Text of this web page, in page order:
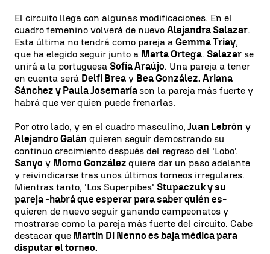
El circuito llega con algunas modificaciones. En el
cuadro femenino volverá de nuevo Alejandra Salazar.
Esta última no tendrá como pareja a Gemma Triay,
que ha elegido seguir junto a Marta Ortega. Salazar se
unirá a la portuguesa Sofía Araújo. Una pareja a tener
en cuenta será Delfi Brea y Bea González. Ariana
Sánchez y Paula Josemaría son la pareja más fuerte y
habrá que ver quien puede frenarlas.
Por otro lado, y en el cuadro masculino, Juan Lebrón y
Alejandro Galán quieren seguir demostrando su
continuo crecimiento después del regreso del 'Lobo'.
Sanyo y Momo González quiere dar un paso adelante
y reivindicarse tras unos últimos torneos irregulares.
Mientras tanto, 'Los Superpibes' Stupaczuk y su
pareja -habrá que esperar para saber quién es-
quieren de nuevo seguir ganando campeonatos y
mostrarse como la pareja más fuerte del circuito. Cabe
destacar que Martín Di Nenno es baja médica para
disputar el torneo.